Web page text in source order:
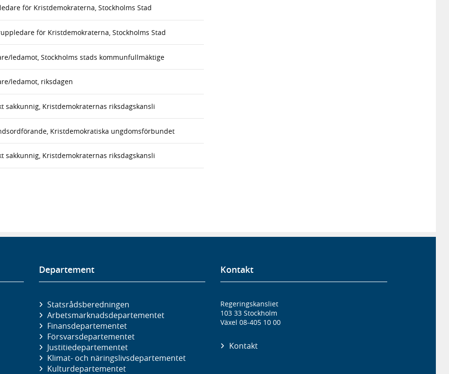
för Kristdemokraterna, Stockholms Stad
för Kristdemokraterna, Stockholms Stad
ledamot, Stockholms stads kommunfullmäktige
ledamot, riksdagen
sakkunnig, Kristdemokraternas riksdagskansli
Kristdemokratiska ungdomsförbundet
sakkunnig, Kristdemokraternas riksdagskansli
Departement
Statsrådsberedningen
Arbetsmarknads­departementet
Finans­departementet
Försvars­departementet
Justitie­departementet
Klimat- och näringslivs­departementet
Kultur­departementet
Kontakt
Regeringskansliet
103 33 Stockholm
Växel 08-405 10 00
Kontakt